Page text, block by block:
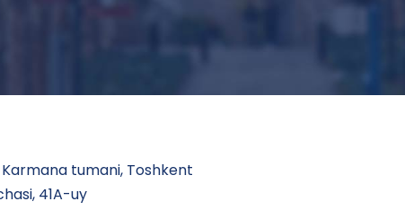
Karmana tumani, Toshkent
41A-uy